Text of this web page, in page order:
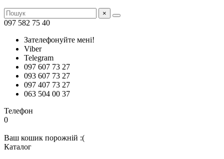
×
097 582 75 40
Зателефонуйте мені!
Viber
Telegram
097 607 73 27
093 607 73 27
097 407 73 27
063 504 00 37
Телефон
0
Ваш кошик порожній :(
Каталог